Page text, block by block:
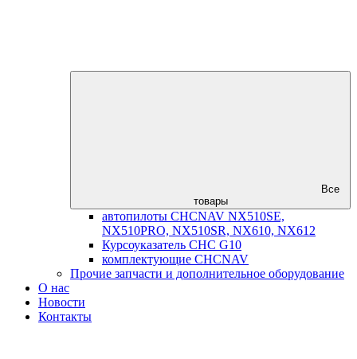
Все
товары
автопилоты CHCNAV NX510SE,
NX510PRO, NX510SR, NX610, NX612
Курсоуказатель CHC G10
комплектующие CHCNAV
Прочие запчасти и дополнительное оборудование
О нас
Новости
Контакты